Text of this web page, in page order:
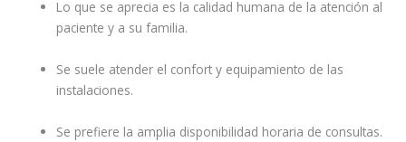
Lo que se aprecia es la calidad humana de la atención al
paciente y a su familia.
Se suele atender el confort y equipamiento de las
instalaciones.
Se prefiere la amplia disponibilidad horaria de consultas.